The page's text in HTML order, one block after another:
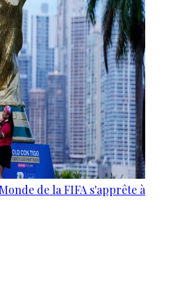
de la FIFA s'apprête à